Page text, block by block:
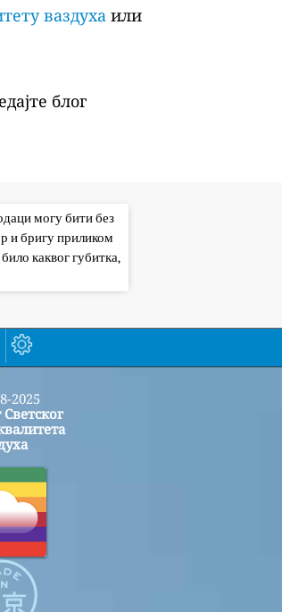
ваздуха или
блог
могу бити без
и бригу приликом
каквог губитка,
2025